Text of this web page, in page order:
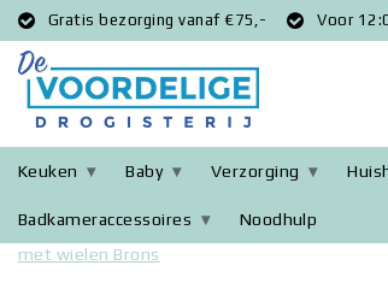
Gratis bezorging vanaf €75,- Voor
Keuken Baby Verzorging
Badkameraccessoires Noodhulp
Terug naar Home|*Limited Edition* Retro
met wielen Brons